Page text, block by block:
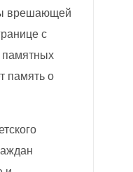
врешающей
с
памятных
память о